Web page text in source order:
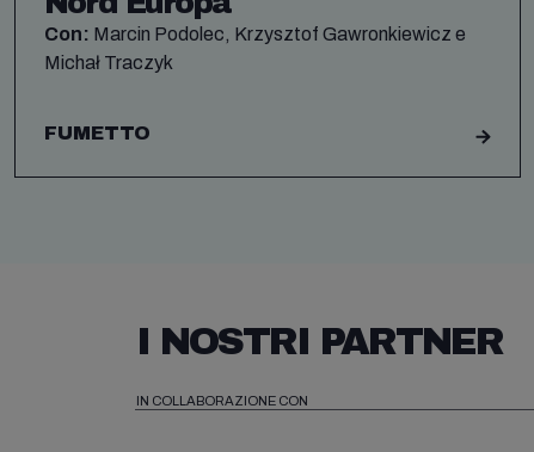
Con: Marcin Podolec, Krzysztof Gawronkiewicz e
Michał Traczyk
FUMETTO
I NOSTRI PARTNER
IN COLLABORAZIONE CON